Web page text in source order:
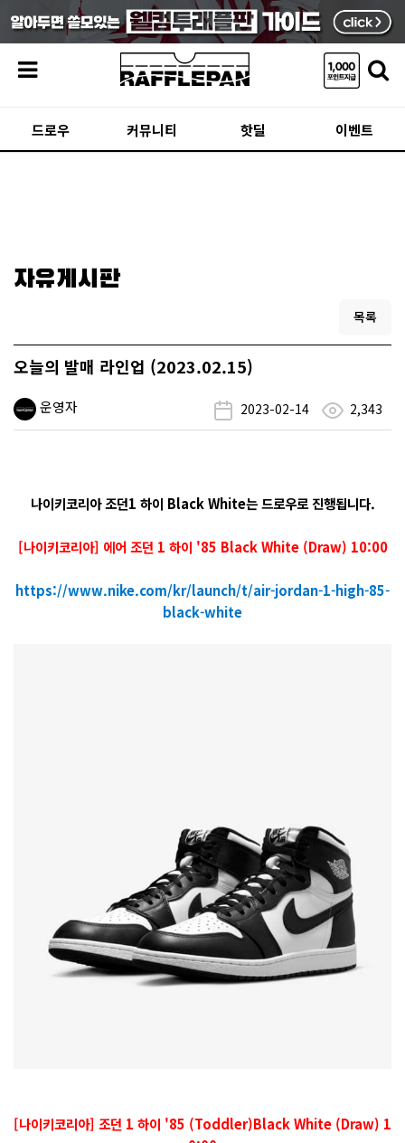
드로우 커뮤니티 핫딜 이벤트
자유게시판
목록
오늘의 발매 라인업 (2023.02.15)
운영자 2023-02-14 2,343
나이키코리아 조던1 하이 Black White는 드로우로 진행됩니다.
[나이키코리아] 에어 조던 1 하이 '85 Black White (Draw) 10:00
https://www.nike.com/kr/launch/t/air-jordan-1-high-85-
black-white
[나이키코리아] 조던 1 하이 '85 (Toddler)Black White (Draw) 1